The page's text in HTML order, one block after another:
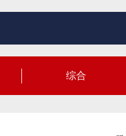
综合